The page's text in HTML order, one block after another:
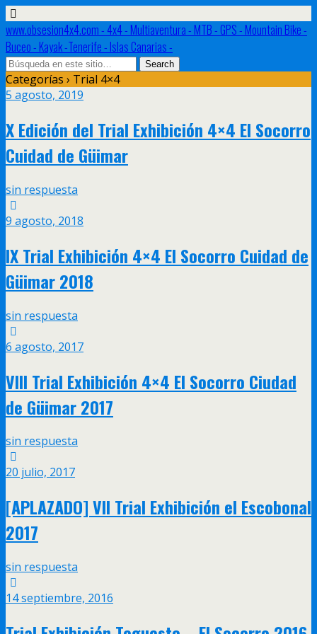
www.obsesion4x4.com - 4x4 - Multiaventura - MTB - GPS - Mountain Bike -
Buceo - Kayak -Tenerife - Islas Canarias -
Categorías › Trial 4×4
5 agosto, 2019
X Edición del Trial Exhibición 4×4 El Socorro
Cuidad de Güimar
sin respuesta
9 agosto, 2018
IX Trial Exhibición 4×4 El Socorro Cuidad de
Güimar 2018
sin respuesta
6 agosto, 2017
VIII Trial Exhibición 4×4 El Socorro Ciudad
de Güimar 2017
sin respuesta
20 julio, 2017
[APLAZADO] VII Trial Exhibición el Escobonal
2017
sin respuesta
14 septiembre, 2016